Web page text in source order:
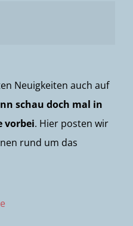
Neuigkeiten auch auf
schau doch mal in
vorbei. Hier posten wir
rund um das